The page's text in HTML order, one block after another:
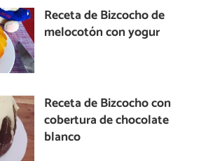
Receta de Bizcocho de
melocotón con yogur
Receta de Bizcocho con
cobertura de chocolate
blanco